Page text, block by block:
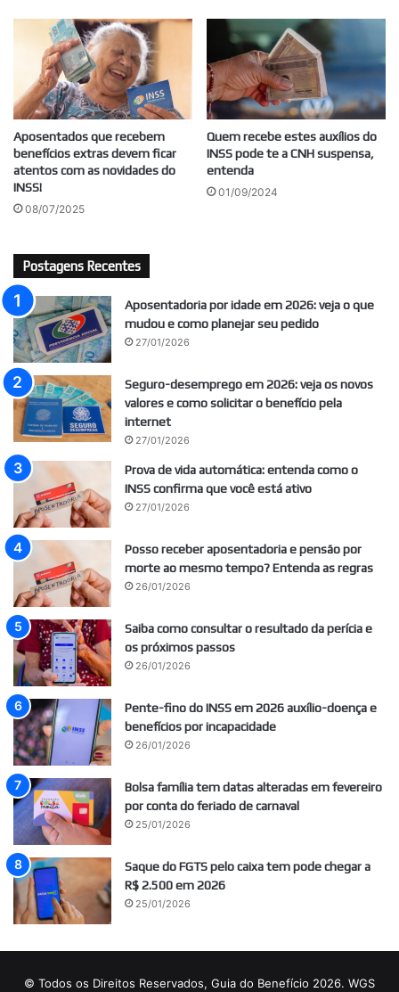
Aposentados que recebem
benefícios extras devem ficar
atentos com as novidades do
INSS!
08/07/2025
Quem recebe estes auxílios do
INSS pode te a CNH suspensa,
entenda
01/09/2024
Postagens Recentes
Aposentadoria por idade em 2026: veja o que
mudou e como planejar seu pedido
27/01/2026
Seguro-desemprego em 2026: veja os novos
valores e como solicitar o benefício pela
internet
27/01/2026
Prova de vida automática: entenda como o
INSS confirma que você está ativo
27/01/2026
Posso receber aposentadoria e pensão por
morte ao mesmo tempo? Entenda as regras
26/01/2026
Saiba como consultar o resultado da perícia e
os próximos passos
26/01/2026
Pente-fino do INSS em 2026 auxílio-doença e
benefícios por incapacidade
26/01/2026
Bolsa família tem datas alteradas em fevereiro
por conta do feriado de carnaval
25/01/2026
Saque do FGTS pelo caixa tem pode chegar a
R$ 2.500 em 2026
25/01/2026
© Todos os Direitos Reservados, Guia do Benefício 2026. WGS